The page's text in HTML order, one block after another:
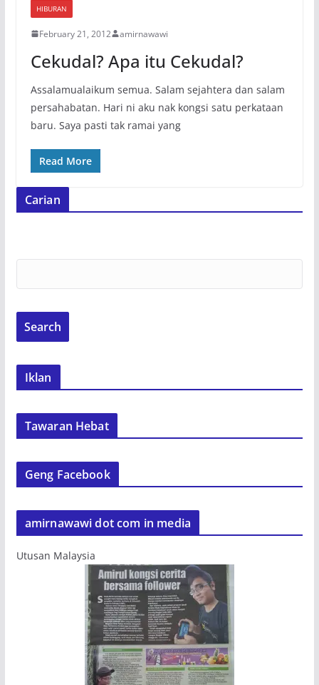
HIBURAN
February 21, 2012 amirnawawi
Cekudal? Apa itu Cekudal?
Assalamualaikum semua. Salam sejahtera dan salam
persahabatan. Hari ni aku nak kongsi satu perkataan
baru. Saya pasti tak ramai yang
Read More
Carian
Iklan
Tawaran Hebat
Geng Facebook
amirnawawi dot com in media
Utusan Malaysia